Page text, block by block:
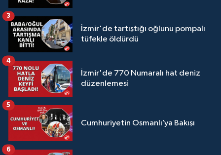
İzmir'de tartıştığı oğlunu pompalı
tüfekle öldürdü
3
İzmir'de 770 Numaralı hat deniz
düzenlemesi
4
Cumhuriyetin Osmanlı’ya Bakışı
5
6